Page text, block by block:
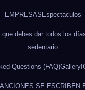
EMPRESAS Espectaculos
debes dar todos los
sedentario
Questions (FAQ)Gallery
SE ESCRIBEN